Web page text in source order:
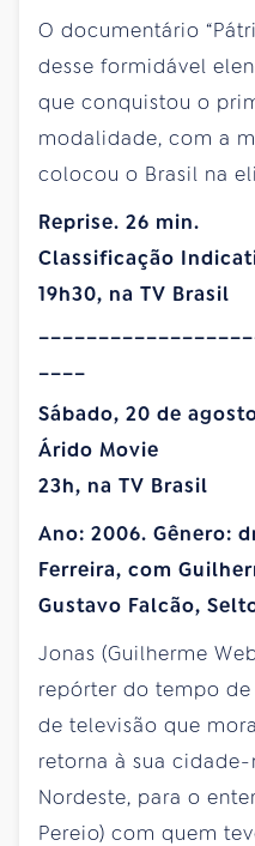
O documentário
desse formidável
que conquistou o
modalidade, com a
colocou o Brasil na
Reprise. 26 min.
Classificação
19h30, na TV Brasil
Sábado, 20 de
Árido Movie
23h, na TV Brasil
Ano: 2006. Gênero:
Ferreira, com
Gustavo Falcão,
Jonas (Guilherme
repórter do tempo
de televisão que
retorna à sua
Nordeste, para o
Pereio) com quem